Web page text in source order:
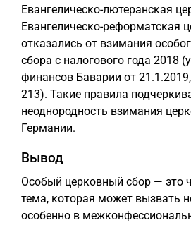
Евангелическо-лютеранская
Евангелическо-реформатская
отказались от взимания
сбора с налогового года 2018
финансов Баварии от
213). Такие правила
неоднородность взимания
Германии.
Вывод
Особый церковный сбор — это
тема, которая может вызвать
особенно в